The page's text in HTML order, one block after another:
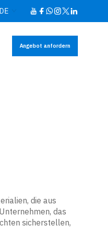
DE
Angebot anfordern
die aus
das
sicherstellen,